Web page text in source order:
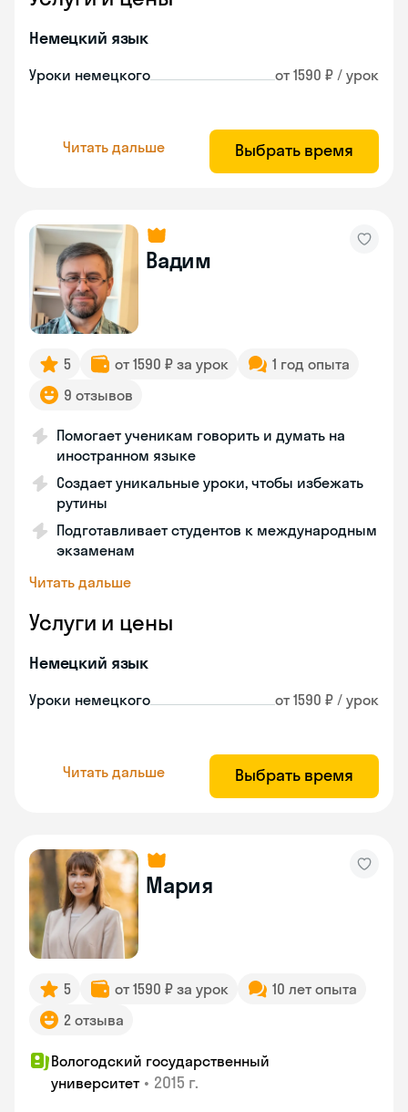
Немецкий язык
Уроки немецкого от 1590 ₽ / урок
Читать дальше Выбрать время
Вадим
5 от 1590 ₽ за урок
1 год опыта
9 отзывов
Помогает ученикам говорить и думать на
иностранном языке
Создает уникальные уроки, чтобы избежать
рутины
Подготавливает студентов к международным
экзаменам
Читать дальше
Услуги и цены
Немецкий язык
Уроки немецкого от 1590 ₽ / урок
Читать дальше Выбрать время
Мария
5 от 1590 ₽ за урок
10 лет опыта
2 отзыва
Вологодский государственный
университет • 2015 г.